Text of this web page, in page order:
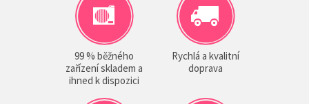
99 % běžného
zařízení skladem a
ihned k dispozici
Rychlá a kvalitní
doprava